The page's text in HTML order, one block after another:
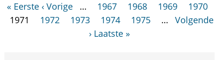
« Eerste ‹ Vorige … 1967 1968 1969
1970
1971
1972 1973 1974 1975 …
Volgende
› Laatste »